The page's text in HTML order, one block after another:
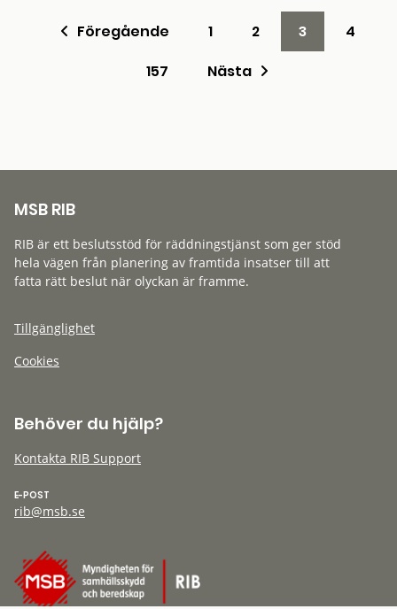
Föregående 1 2 3
4
157
Nästa
MSB RIB
RIB är ett beslutsstöd för räddningstjänst som ger stöd
hela vägen från planering av framtida insatser till att
fatta rätt beslut när olyckan är framme.
Tillgänglighet
Cookies
Behöver du hjälp?
Kontakta RIB Support
E-POST
rib@msb.se